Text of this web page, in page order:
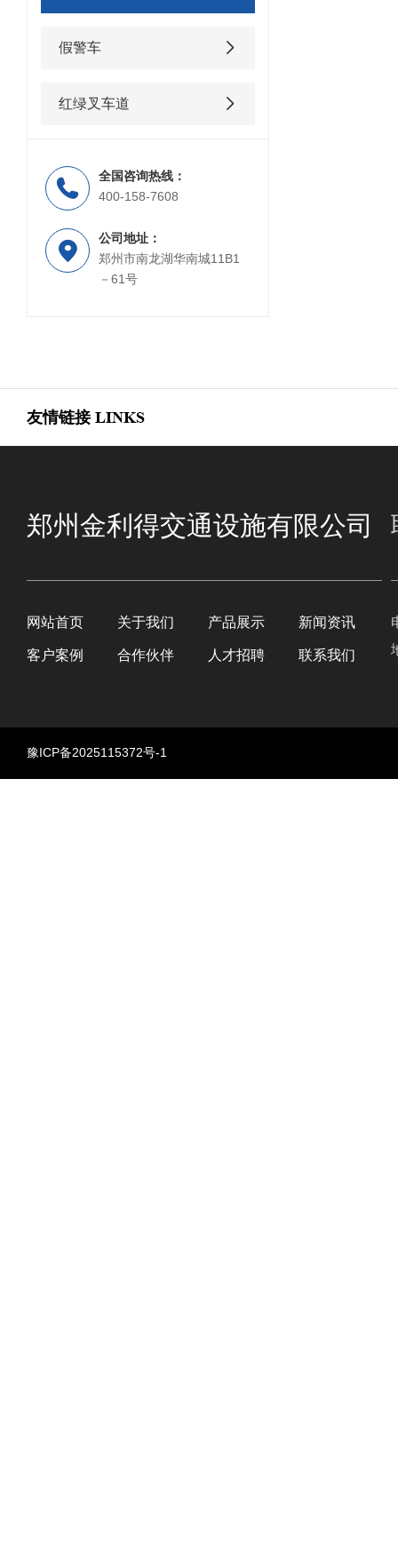
假警车
红绿叉车道
全国咨询热线：
400-158-7608
公司地址：
郑州市南龙湖华南城11B1
－61号
友情链接 LINKS
郑州金利得交通设施有限公司
网站首页 关于我们 产品展示 新闻资讯
客户案例 合作伙伴 人才招聘 联系我们
豫ICP备2025115372号-1